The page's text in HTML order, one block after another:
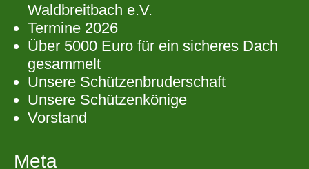
Waldbreitbach e.V.
Termine 2026
Über 5000 Euro für ein sicheres Dach
gesammelt
Unsere Schützenbruderschaft
Unsere Schützenkönige
Vorstand
Meta